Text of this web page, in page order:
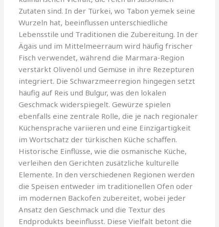
Zutaten sind. In der Türkei, wo Tabon yemek seine
Wurzeln hat, beeinflussen unterschiedliche
Lebensstile und Traditionen die Zubereitung. In der
Ägäis und im Mittelmeerraum wird häufig frischer
Fisch verwendet, während die Marmara-Region
verstärkt Olivenöl und Gemüse in ihre Rezepturen
integriert. Die Schwarzmeerregion hingegen setzt
häufig auf Reis und Bulgur, was den lokalen
Geschmack widerspiegelt. Gewürze spielen
ebenfalls eine zentrale Rolle, die je nach regionaler
Küchensprache variieren und eine Einzigartigkeit
im Wortschatz der türkischen Küche schaffen.
Historische Einflüsse, wie die osmanische Küche,
verleihen den Gerichten zusätzliche kulturelle
Elemente. In den verschiedenen Regionen werden
die Speisen entweder im traditionellen Ofen oder
im modernen Backofen zubereitet, wobei jeder
Ansatz den Geschmack und die Textur des
Endprodukts beeinflusst. Diese Vielfalt betont die